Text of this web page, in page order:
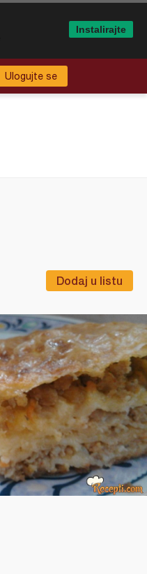
Ulogujte se
Dodaj u listu
Instalirajte